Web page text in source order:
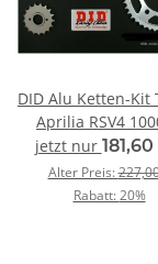
DID Alu Ketten-Kit
Aprilia RSV4
Factory Bj. 09-
jetzt nur
Alter Preis:
Rabatt:20%